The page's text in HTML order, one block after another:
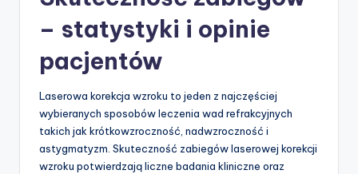
– statystyki i opinie
pacjentów
Laserowa korekcja wzroku to jeden z najczęściej
wybieranych sposobów leczenia wad refrakcyjnych
takich jak krótkowzroczność, nadwzroczność i
astygmatyzm. Skuteczność zabiegów laserowej korekcji
wzroku potwierdzają liczne badania kliniczne oraz